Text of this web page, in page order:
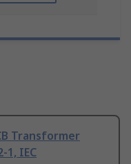
Transformer
1, IEC